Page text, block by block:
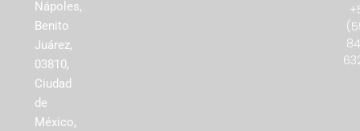
Nápoles,
Benito
Juárez,
03810,
Ciudad
de
México,